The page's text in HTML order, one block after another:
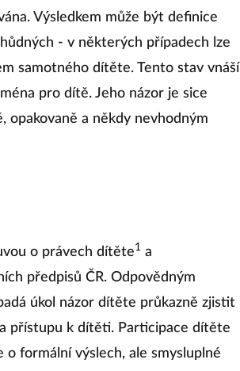
Výsledkem může být definice
- v některých případech lze
samotného dítěte. Tento stav vnáší
pro dítě. Jeho názor je sice
opakovaně a někdy nevhodným
o právech dítěte1 a
předpisů ČR. Odpovědným
úkol názor dítěte průkazně zjistit
přístupu k dítěti. Participace dítěte
formální výslech, ale smysluplné